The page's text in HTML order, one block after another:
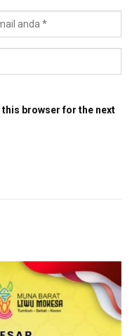
this browser for the next